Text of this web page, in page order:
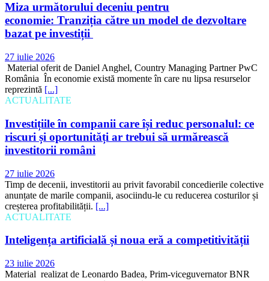
Miza următorului deceniu pentru
economie: Tranziția către un model de dezvoltare
bazat pe investiții
27 iulie 2026
Material oferit de Daniel Anghel, Country Managing Partner PwC
România În economie există momente în care nu lipsa resurselor
reprezintă [...]
ACTUALITATE
Investițiile în companii care își reduc personalul: ce
riscuri și oportunități ar trebui să urmărească
investitorii români
27 iulie 2026
Timp de decenii, investitorii au privit favorabil concedierile colective
anunțate de marile companii, asociindu-le cu reducerea costurilor și
creșterea profitabilității. [...]
ACTUALITATE
Inteligența artificială și noua eră a competitivității
23 iulie 2026
Material realizat de Leonardo Badea, Prim-viceguvernator BNR